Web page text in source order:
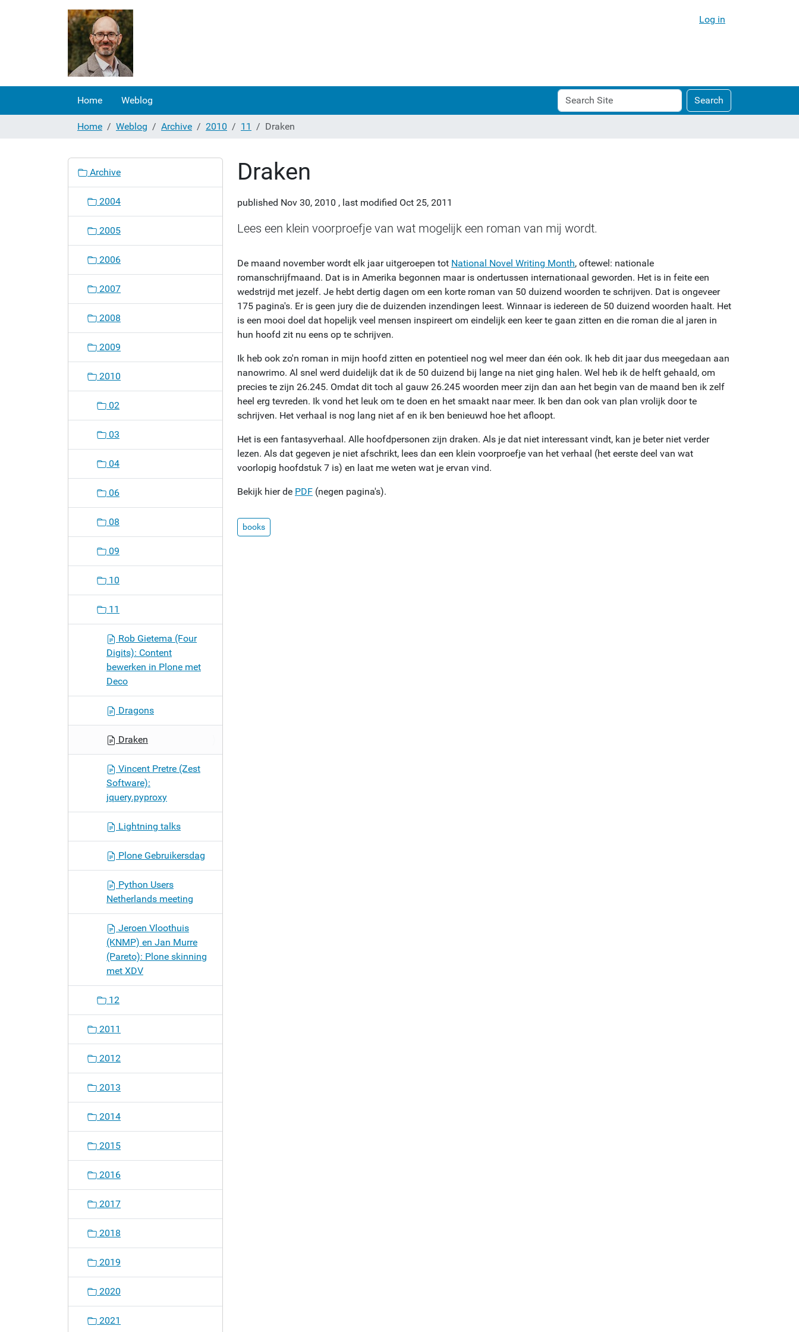
Log in
Home Weblog
Search
Site
Search
Advanced
Search…
Home
Weblog Archive 2010 11 Draken
Draken
published Nov 30, 2010 , last modified Oct 25, 2011
Lees een klein voorproefje van wat mogelijk een roman van mij wordt.
De maand november wordt elk jaar uitgeroepen tot National Novel Writing Month, oftewel: nationale
romanschrijfmaand. Dat is in Amerika begonnen maar is ondertussen internationaal geworden. Het is in feite een
wedstrijd met jezelf. Je hebt dertig dagen om een korte roman van 50 duizend woorden te schrijven. Dat is ongeveer
175 pagina's. Er is geen jury die de duizenden inzendingen leest. Winnaar is iedereen de 50 duizend woorden haalt. Het
is een mooi doel dat hopelijk veel mensen inspireert om eindelijk een keer te gaan zitten en die roman die al jaren in
hun hoofd zit nu eens op te schrijven.
Ik heb ook zo'n roman in mijn hoofd zitten en potentieel nog wel meer dan één ook. Ik heb dit jaar dus meegedaan aan
nanowrimo. Al snel werd duidelijk dat ik de 50 duizend bij lange na niet ging halen. Wel heb ik de helft gehaald, om
precies te zijn 26.245. Omdat dit toch al gauw 26.245 woorden meer zijn dan aan het begin van de maand ben ik zelf
heel erg tevreden. Ik vond het leuk om te doen en het smaakt naar meer. Ik ben dan ook van plan vrolijk door te
schrijven. Het verhaal is nog lang niet af en ik ben benieuwd hoe het afloopt.
Het is een fantasyverhaal. Alle hoofdpersonen zijn draken. Als je dat niet interessant vindt, kan je beter niet verder
lezen. Als dat gegeven je niet afschrikt, lees dan een klein voorproefje van het verhaal (het eerste deel van wat
voorlopig hoofdstuk 7 is) en laat me weten wat je ervan vind.
Bekijk hier de PDF (negen pagina's).
books
o
Archive
2004
2005
2006
2007
2008
2009
2010
02
03
04
06
08
09
10
11
Rob Gietema (Four
Digits): Content
bewerken in Plone met
Deco
Dragons
Draken
Vincent Pretre (Zest
Software):
jquery.pyproxy
Lightning talks
Plone Gebruikersdag
Python Users
Netherlands meeting
Jeroen Vloothuis
(KNMP) en Jan Murre
(Pareto): Plone skinning
met XDV
12
2011
2012
2013
2014
2015
2016
2017
2018
2019
2020
2021